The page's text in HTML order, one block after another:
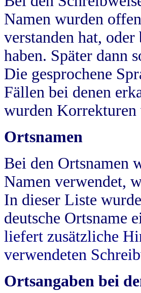
Namen wurden
verstanden hat,
haben. Später dann
Die gesprochene
Fällen bei denen
wurden Korrekturen
Ortsnamen
Bei den Ortsnamen
Namen verwendet,
In dieser Liste
deutsche Ortsname
liefert zusätzliche
verwendeten
Ortsangaben bei